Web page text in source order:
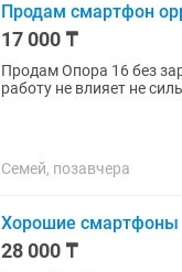
Продам смартфон
17 000 ₸
Продам Опора 16 без
работу не влияет не
Семей, позавчера
Хорошие смартфоны
28 000 ₸